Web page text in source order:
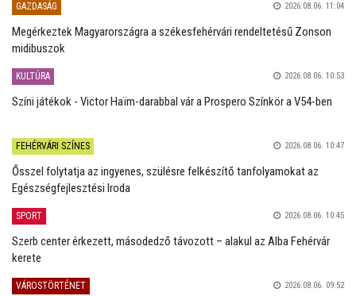
GAZDASÁG 2026.08.06. 11:04
Megérkeztek Magyarországra a székesfehérvári rendeltetésű Zonson
midibuszok
KULTÚRA 2026.08.06. 10:53
Színi játékok - Victor Haïm-darabbal vár a Prospero Színkör a V54-ben
FEHÉRVÁRI SZÍNES 2026.08.06. 10:47
Ősszel folytatja az ingyenes, szülésre felkészítő tanfolyamokat az
Egészségfejlesztési Iroda
SPORT 2026.08.06. 10:45
Szerb center érkezett, másodedző távozott – alakul az Alba Fehérvár
kerete
VÁROSTÖRTÉNET 2026.08.06. 09:52